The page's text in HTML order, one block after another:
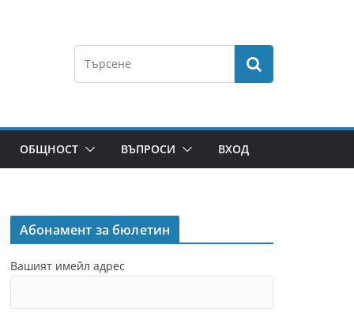
ОБЩНОСТ ВЪПРОСИ ВХОД
Абонамент за бюлетин
Вашият имейл адрес